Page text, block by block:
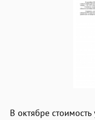
В октябре